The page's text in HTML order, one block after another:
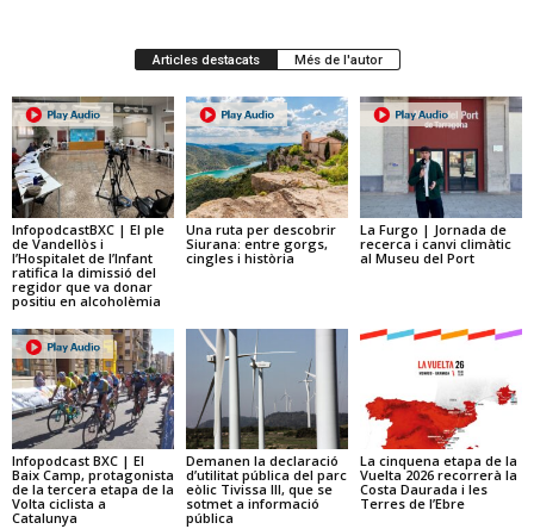
Articles destacats Més de l'autor
InfopodcastBXC | El ple
de Vandellòs i
l’Hospitalet de l’Infant
ratifica la dimissió del
regidor que va donar
positiu en alcoholèmia
Una ruta per descobrir
Siurana: entre gorgs,
cingles i història
La Furgo | Jornada de
recerca i canvi climàtic
al Museu del Port
Infopodcast BXC | El
Baix Camp, protagonista
de la tercera etapa de la
Volta ciclista a
Catalunya
Demanen la declaració
d’utilitat pública del parc
eòlic Tivissa III, que se
sotmet a informació
pública
La cinquena etapa de la
Vuelta 2026 recorrerà la
Costa Daurada i les
Terres de l’Ebre